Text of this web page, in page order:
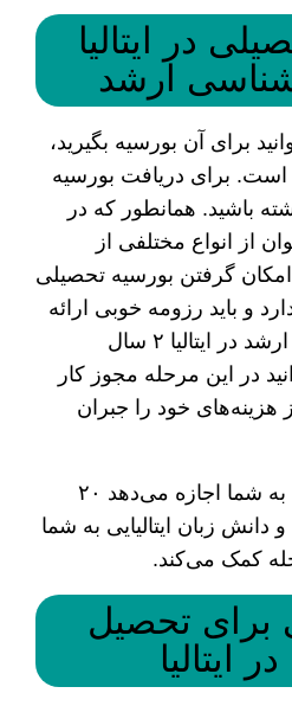
در ایتالیا
ارشد
برای آن بورسیه بگیرید،
برای دریافت بورسیه
باشید. همانطور که در
از انواع مختلفی از
امکان گرفتن بورسیه تحصیلی
و باید رزومه خوبی ارائه
دهید. مقطع کارشناسی ارشد در ایتالیا ۲ سال
در این مرحله مجوز کار
هزینه‌های خود را جبران
مجوز کار در این مرحله به شما اجازه می‌دهد ۲۰
دانش زبان ایتالیایی به شما
کمک می‌کند.
برای تحصیل
ایتالیا